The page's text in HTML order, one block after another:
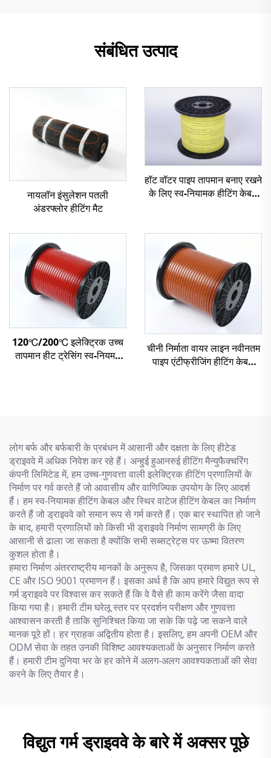
संबंधित उत्पाद
नायलॉन इंसुलेशन पतली
अंडरफ्लोर हीटिंग मैट
हॉट वॉटर पाइप तापमान बनाए रखने
के लिए स्व-नियामक हीटिंग केबल
120℃/200℃ इलेक्ट्रिक उच्च
तापमान हीट ट्रेसिंग स्व-नियमन
चीनी निर्माता वायर लाइन नवीनतम
पाइप एंटीफ्रीजिंग हीटिंग केबल
लोग बर्फ और बर्फबारी के प्रबंधन में आसानी और दक्षता के लिए हीटेड
ड्राइववे में अधिक निवेश कर रहे हैं। अन्हुई हुआनरुई हीटिंग मैन्युफैक्चरिंग
कंपनी लिमिटेड में, हम उच्च-गुणवत्ता वाली इलेक्ट्रिक हीटिंग प्रणालियों के
निर्माण पर गर्व करते हैं जो आवासीय और वाणिज्यिक उपयोग के लिए आदर्श
हैं। हम स्व-नियामक हीटिंग केबल और स्थिर वाटेज हीटिंग केबल का निर्माण
करते हैं जो ड्राइववे को समान रूप से गर्म करते हैं। एक बार स्थापित हो जाने
के बाद, हमारी प्रणालियों को किसी भी ड्राइववे निर्माण सामग्री के लिए
आसानी से ढाला जा सकता है क्योंकि सभी सब्सट्रेट्स पर ऊष्मा वितरण
कुशल होता है।
हमारा निर्माण अंतरराष्ट्रीय मानकों के अनुरूप है, जिसका प्रमाण हमारे UL,
CE और ISO 9001 प्रमाणन हैं। इसका अर्थ है कि आप हमारे विद्युत रूप से
गर्म ड्राइववे पर विश्वास कर सकते हैं कि वे वैसे ही काम करेंगे जैसा वादा
किया गया है। हमारी टीम घरेलू स्तर पर प्रदर्शन परीक्षण और गुणवत्ता
आश्वासन करती है ताकि सुनिश्चित किया जा सके कि पढ़े जा सकने वाले
मानक पूरे हों। हर ग्राहक अद्वितीय होता है। इसलिए, हम अपनी OEM और
ODM सेवा के तहत उनकी विशिष्ट आवश्यकताओं के अनुसार निर्माण करते
हैं। हमारी टीम दुनिया भर के हर कोने में अलग-अलग आवश्यकताओं की सेवा
करने के लिए तैयार है।
विद्युत गर्म ड्राइववे के बारे में अक्सर पूछे